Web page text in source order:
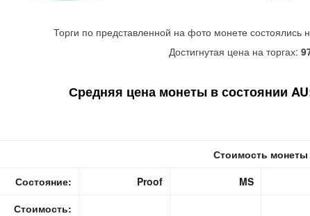
Торги по представленной на фото монете состоялись
Достигнутая цена на торгах:
Средняя цена монеты в состоянии
Стоимость монеты
Состояние:
Proof MS
Стоимость: